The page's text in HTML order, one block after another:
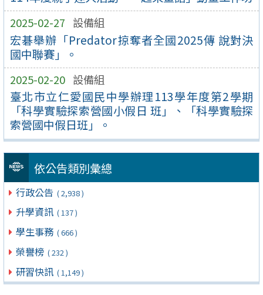
2025-02-27 設備組
宏碁舉辦「Predator掠奪者全國2025傳 說對決
國中聯賽」。
2025-02-20 設備組
臺北市立仁愛國民中學辦理113學年度第2學期
「科學實驗探索營國小假日 班」、「科學實驗探
索營國中假日班」。
依公告類別彙總
行政公告 ( 2,938 )
升學資訊 ( 137 )
學生事務 ( 666 )
榮譽榜 ( 232 )
研習快訊 ( 1,149 )